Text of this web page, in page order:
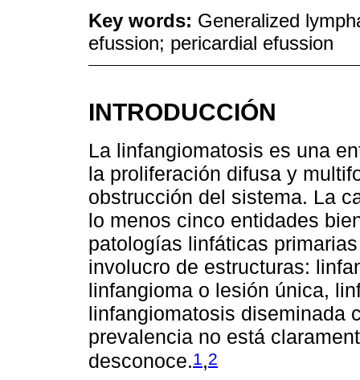
Key words: Generalized
efussion; pericardial efussion
INTRODUCCIÓN
La linfangiomatosis es una
la proliferación difusa y
obstrucción del sistema. La
lo menos cinco entidades
patologías linfáticas
involucro de estructuras:
linfangioma o lesión única,
linfangiomatosis diseminada
prevalencia no está
desconoce.1 ,2